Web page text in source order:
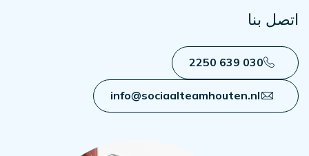
اتصل بنا
030 639 2250
info@sociaalteamhouten.nl